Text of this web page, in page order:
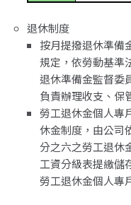
退休制度
按月提撥退休準備
規定，依勞動基準
退休準備金監督委
負責辦理收支、保
勞工退休金個人專
休金制度，由公司
分之六之勞工退休
工資分級表提繳儲
勞工退休金個人專